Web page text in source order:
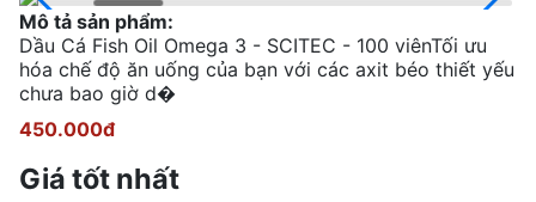
Mô tả sản phẩm:
Dầu Cá Fish Oil Omega 3 - SCITEC - 100 viênTối ưu
hóa chế độ ăn uống của bạn với các axit béo thiết yếu
chưa bao giờ d�
450.000đ
Giá tốt nhất